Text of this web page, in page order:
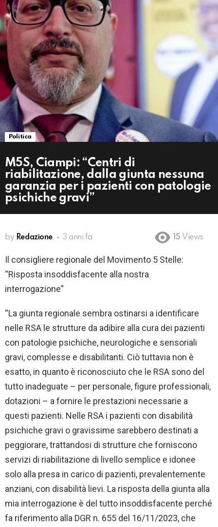
Politica
M5S, Ciampi: “Centri di
riabilitazione, dalla giunta nessuna
garanzia per i pazienti con patologie
psichiche gravi”
by Redazione 3 anni fa 15 Views
Il consigliere regionale del Movimento 5 Stelle:
“Risposta insoddisfacente alla nostra
interrogazione”
“La giunta regionale sembra ostinarsi a identificare
nelle RSA le strutture da adibire alla cura dei pazienti
con patologie psichiche, neurologiche e sensoriali
gravi, complesse e disabilitanti. Ciò tuttavia non è
esatto, in quanto è riconosciuto che le RSA sono del
tutto inadeguate – per personale, figure professionali,
dotazioni – a fornire le prestazioni necessarie a
questi pazienti. Nelle RSA i pazienti con disabilità
psichiche gravi o gravissime sarebbero destinati a
peggiorare, trattandosi di strutture che forniscono
servizi di riabilitazione di livello semplice e idonee
solo alla presa in carico di pazienti, prevalentemente
anziani, con disabilità lievi. La risposta della giunta alla
mia interrogazione è del tutto insoddisfacente perché
fa riferimento alla DGR n. 655 del 16/11/2023, che